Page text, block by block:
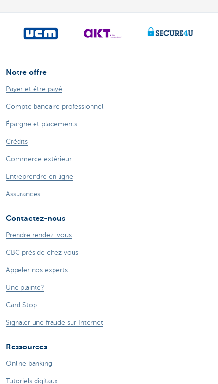
Notre offre
Payer et être payé
Compte bancaire professionnel
Épargne et placements
Crédits
Commerce extérieur
Entreprendre en ligne
Assurances
Contactez-nous
Prendre rendez-vous
CBC près de chez vous
Appeler nos experts
Une plainte?
Card Stop
Signaler une fraude sur Internet
Ressources
Online banking
Tutoriels digitaux